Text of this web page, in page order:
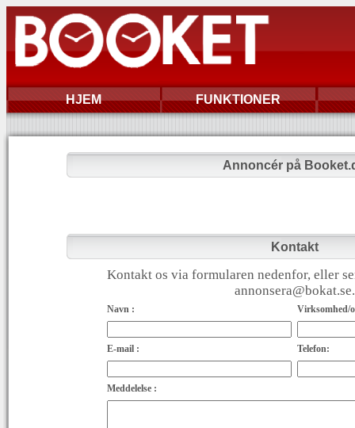
HJEM FUNKTIONER
Annoncér på
Kontakt
Kontakt os via formularen nedenfor, eller
annonsera@bokat.se.
Navn : Virksomhed/
E-mail : Telefon:
Meddelelse :